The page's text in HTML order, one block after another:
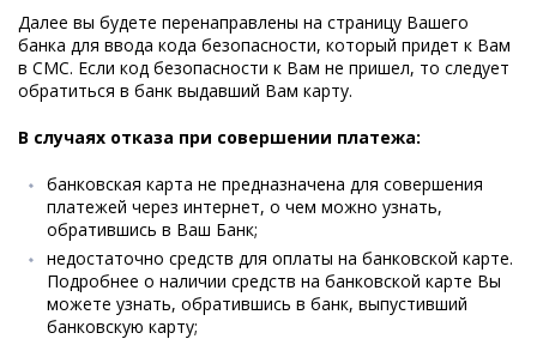
Далее вы будете перенаправлены на страницу Вашего
банка для ввода кода безопасности, который придет к Вам
в СМС. Если код безопасности к Вам не пришел, то следует
обратиться в банк выдавший Вам карту.
В случаях отказа при совершении платежа:
банковская карта не предназначена для совершения
платежей через интернет, о чем можно узнать,
обратившись в Ваш Банк;
недостаточно средств для оплаты на банковской карте.
Подробнее о наличии средств на банковской карте Вы
можете узнать, обратившись в банк, выпустивший
банковскую карту;